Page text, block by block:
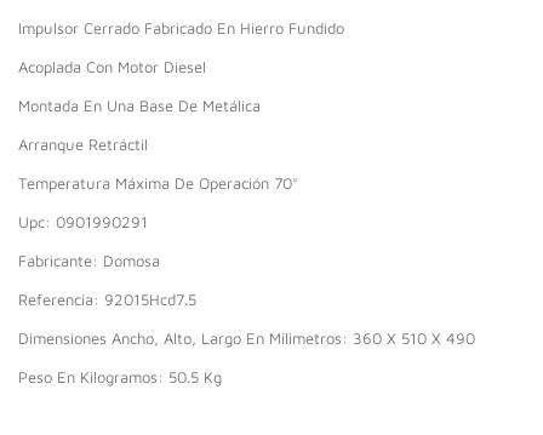
Impulsor Cerrado Fabricado En Hierro Fundido
Acoplada Con Motor Diesel
Montada En Una Base De Metálica
Arranque Retráctil
Temperatura Máxima De Operación 70°
Upc: 0901990291
Fabricante: Domosa
Referencia: 92015Hcd7.5
Dimensiones Ancho, Alto, Largo En Milimetros: 360 X 510 X 490
Peso En Kilogramos: 50.5 Kg